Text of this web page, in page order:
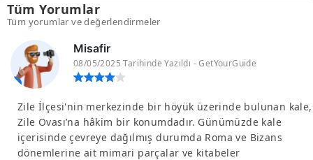
Tüm Yorumlar
Tüm yorumlar ve değerlendirmeler
Misafir
08/05/2025 Tarihinde Yazıldı - GetYourGuide
Zile İlçesi'nin merkezinde bir höyük üzerinde bulunan kale,
Zile Ovası’na hâkim bir konumdadır. Günümüzde kale
içerisinde çevreye dağılmış durumda Roma ve Bizans
dönemlerine ait mimari parçalar ve kitabeler